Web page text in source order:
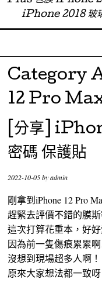
iPhone 2018 玻
Skip to content
Category
12 Pro Max
[分享]
密碼 保護貼
2022-10-05byadmin
剛拿到iPhone 12 Pro
趕緊去評價不錯的膜
這次打算花重本，好
因為前一隻傷痕累累
沒想到現場超多人啊！
原來大家想法都一致